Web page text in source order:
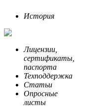
История
Лицензии,
сертификаты,
паспорта
Техподдержка
Статьи
Опросные
листы